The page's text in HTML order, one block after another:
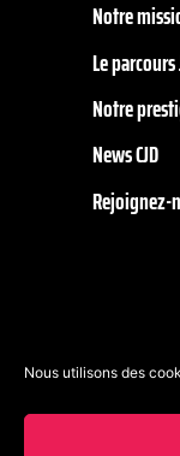
Nous utilisons des
Notre
Le parcours
Notre
News CJD
Rejoignez-